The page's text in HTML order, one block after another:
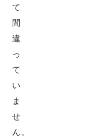
て
間
違
っ
て
い
ま
せ
ん。